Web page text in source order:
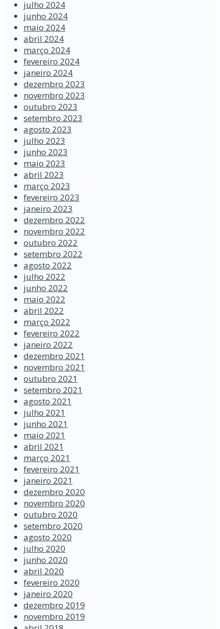
julho 2024
junho 2024
maio 2024
abril 2024
março 2024
fevereiro 2024
janeiro 2024
dezembro 2023
novembro 2023
outubro 2023
setembro 2023
agosto 2023
julho 2023
junho 2023
maio 2023
abril 2023
março 2023
fevereiro 2023
janeiro 2023
dezembro 2022
novembro 2022
outubro 2022
setembro 2022
agosto 2022
julho 2022
junho 2022
maio 2022
abril 2022
março 2022
fevereiro 2022
janeiro 2022
dezembro 2021
novembro 2021
outubro 2021
setembro 2021
agosto 2021
julho 2021
junho 2021
maio 2021
abril 2021
março 2021
fevereiro 2021
janeiro 2021
dezembro 2020
novembro 2020
outubro 2020
setembro 2020
agosto 2020
julho 2020
junho 2020
abril 2020
fevereiro 2020
janeiro 2020
dezembro 2019
novembro 2019